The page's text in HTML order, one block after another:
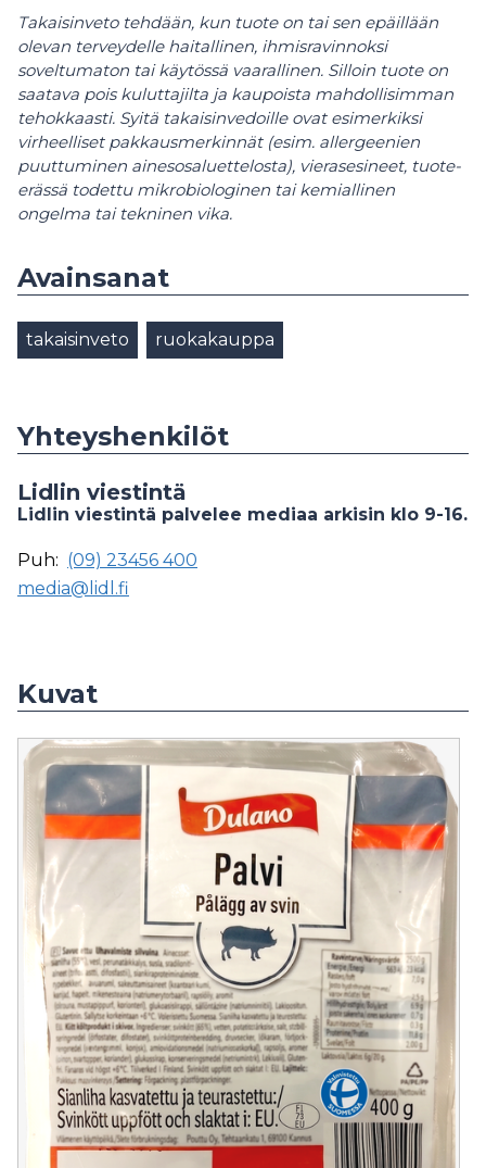
Takaisinveto tehdään, kun tuote on tai sen epäillään
olevan terveydelle haitallinen, ihmisravinnoksi
soveltumaton tai käytössä vaarallinen. Silloin tuote on
saatava pois kuluttajilta ja kaupoista mahdollisimman
tehokkaasti. Syitä takaisinvedoille ovat esimerkiksi
virheelliset pakkausmerkinnät (esim. allergeenien
puuttuminen ainesosaluettelosta), vierasesineet, tuote-
erässä todettu mikrobiologinen tai kemiallinen
ongelma tai tekninen vika.
Avainsanat
takaisinveto ruokakauppa
Yhteyshenkilöt
Lidlin viestintä
Lidlin viestintä palvelee mediaa arkisin klo 9-16.
Puh: (09) 23456 400
media@lidl.fi
Kuvat